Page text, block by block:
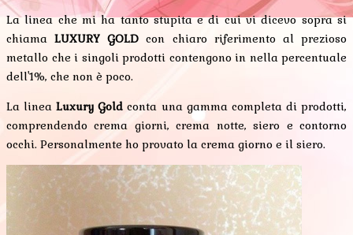
La linea che mi ha tanto stupita e di cui vi dicevo sopra si
chiamaLUXURY GOLD con chiaro riferimento al prezioso
metallo che i singoli prodotti contengono in nella percentuale
dell'1%, che non è poco.
La linea Luxury Goldconta una gamma completa di prodotti,
comprendendo crema giorni, crema notte, siero e contorno
occhi. Personalmente ho provato la crema giorno e il siero.